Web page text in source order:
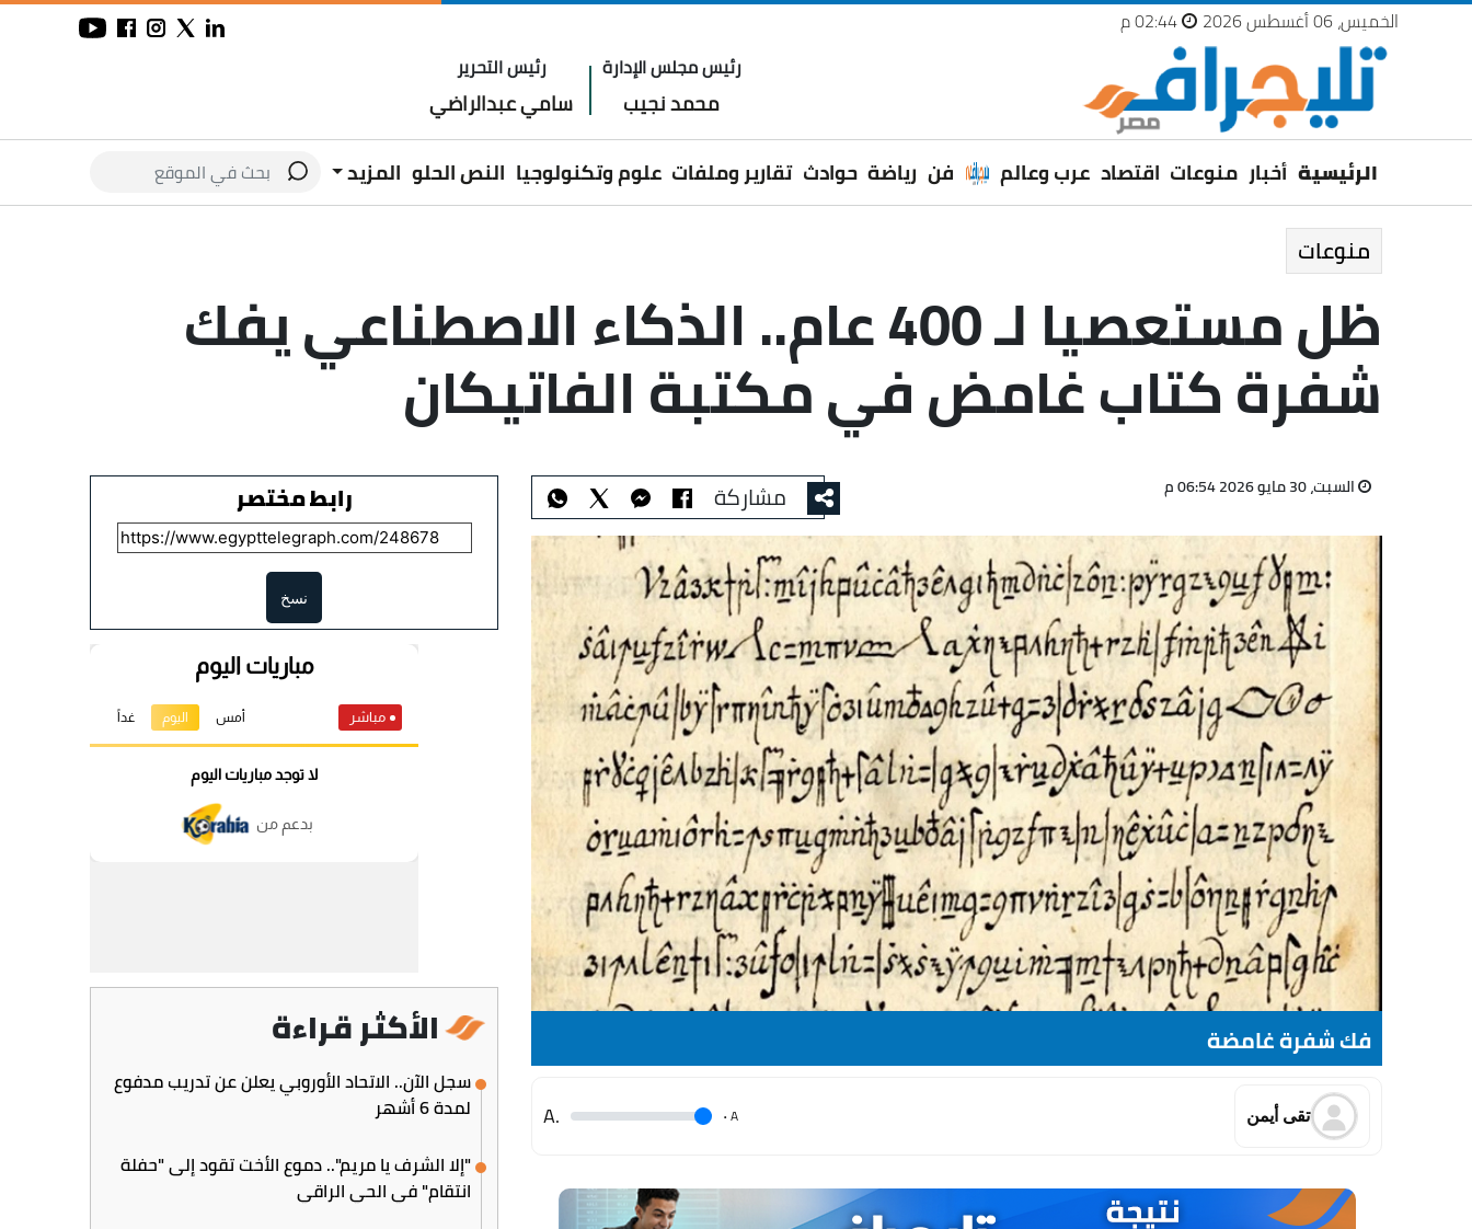
الخميس، 06 أغسطس 2026
02:44 م
رئيس مجلس الإدارة
محمد نجيب
رئيس التحرير
سامي عبدالراضي
الرئيسية أخبار منوعات اقتصاد عرب وعالم فن رياضة حوادث تقارير وملفات علوم وتكنولوجيا النص الحلو المزيد
منوعات
ظل مستعصيا لـ 400 عام.. الذكاء الاصطناعي يفك
شفرة كتاب غامض في مكتبة الفاتيكان
السبت، 30 مايو 2026 06:54 م مشاركة
فك شفرة غامضة
تقى أيمن A
.
.A
رابط مختصر
نسخ
الأكثر قراءة
سجل الآن.. الاتحاد الأوروبي يعلن عن تدريب مدفوع
لمدة 6 أشهر
"إلا الشرف يا مريم".. دموع الأخت تقود إلى "حفلة
انتقام" في الحي الراقي